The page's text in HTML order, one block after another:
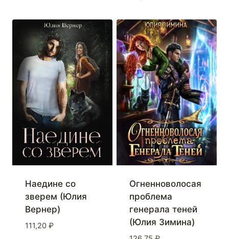
Наедине со
зверем (Юлия
Вернер)
111,20 ₽
Огненноволосая
проблема
генерала теней
(Юлия Зимина)